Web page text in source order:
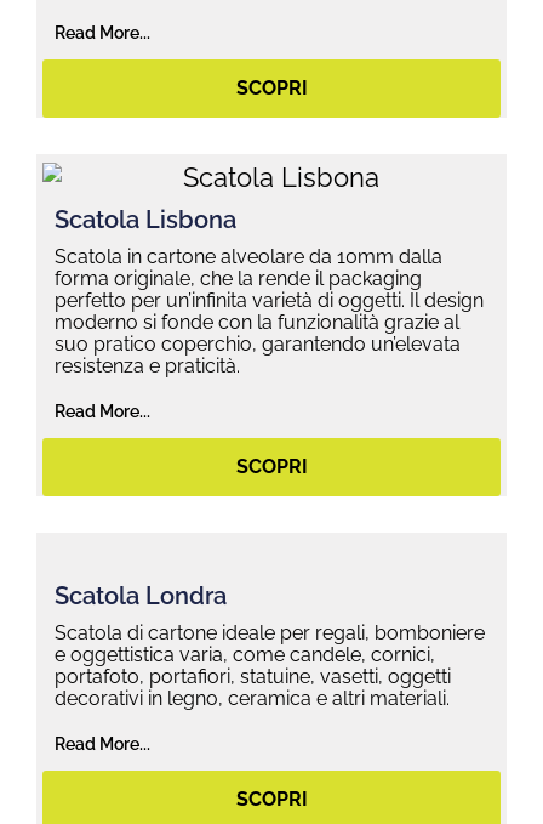
Read More...
SCOPRI
Scatola Lisbona
Scatola in cartone alveolare da 10mm dalla
forma originale, che la rende il packaging
perfetto per un’infinita varietà di oggetti. Il design
moderno si fonde con la funzionalità grazie al
suo pratico coperchio, garantendo un’elevata
resistenza e praticità.
Read More...
SCOPRI
Scatola Londra
Scatola di cartone ideale per regali, bomboniere
e oggettistica varia, come candele, cornici,
portafoto, portafiori, statuine, vasetti, oggetti
decorativi in legno, ceramica e altri materiali.
Read More...
SCOPRI